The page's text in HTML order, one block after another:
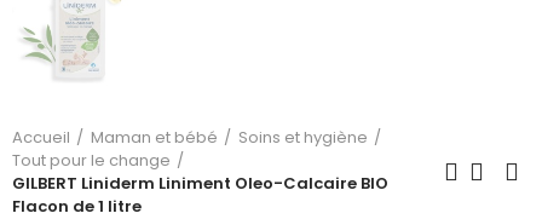
Accueil Maman et bébé
Soins et hygiène
Tout pour le change
GILBERT Liniderm Liniment Oleo-Calcaire BIO
Flacon de 1 litre